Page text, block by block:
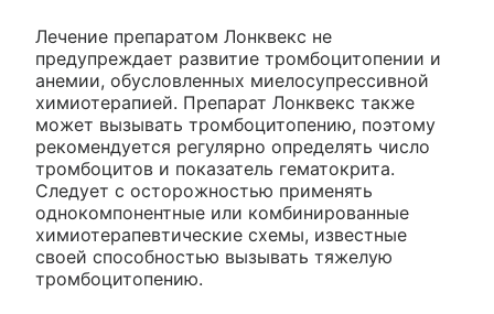
Лечение препаратом Лонквекс не
предупреждает развитие тромбоцитопении и
анемии, обусловленных миелосупрессивной
химиотерапией. Препарат Лонквекс также
может вызывать тромбоцитопению, поэтому
рекомендуется регулярно определять число
тромбоцитов и показатель гематокрита.
Следует с осторожностью применять
однокомпонентные или комбинированные
химиотерапевтические схемы, известные
своей способностью вызывать тяжелую
тромбоцитопению.